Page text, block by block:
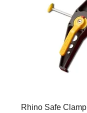
Rhino Safe